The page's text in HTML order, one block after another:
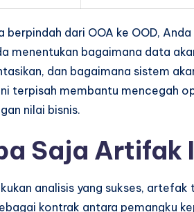
berpindah dari OOA ke OOD,
menentukan bagaimana data
dan bagaimana sistem
terpisah membantu mencegah
nilai bisnis.
Saja Artifak
analisis yang sukses,
kontrak antara pemangku